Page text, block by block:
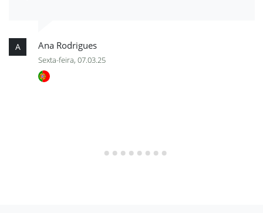
A Ana Rodrigues
Sexta-feira, 07.03.25